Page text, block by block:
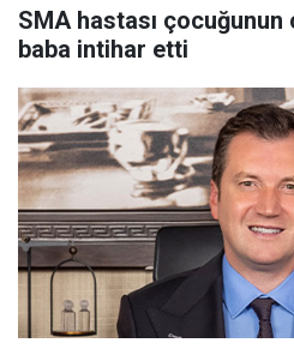
SMA hastası çocuğunun
baba intihar etti